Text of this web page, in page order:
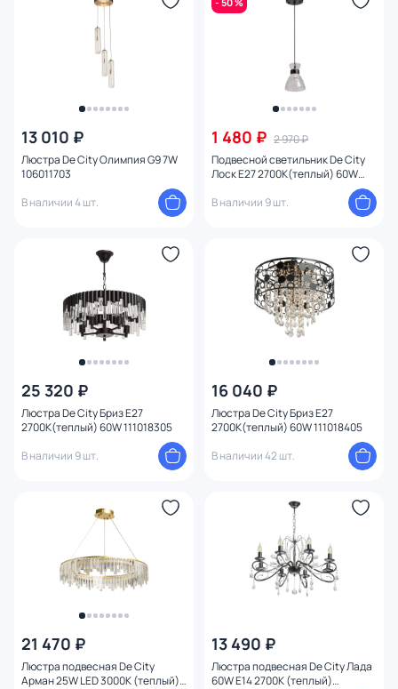
13 010 ₽
Люстра De City Олимпия G9 7W
106011703
В наличии 4 шт.
1 480 ₽ 2 970 ₽
Подвесной светильник De City
Лоск E27 2700К(теплый) 60W
В наличии 9 шт.
25 320 ₽
Люстра De City Бриз E27
2700К(теплый) 60W 111018305
В наличии 9 шт.
16 040 ₽
Люстра De City Бриз E27
2700К(теплый) 60W 111018405
В наличии 42 шт.
21 470 ₽
Люстра подвесная De City
Арман 25W LED 3000К (теплый)
13 490 ₽
Люстра подвесная De City Лада
60W E14 2700К (теплый)
Конструкция
Мощность ламп